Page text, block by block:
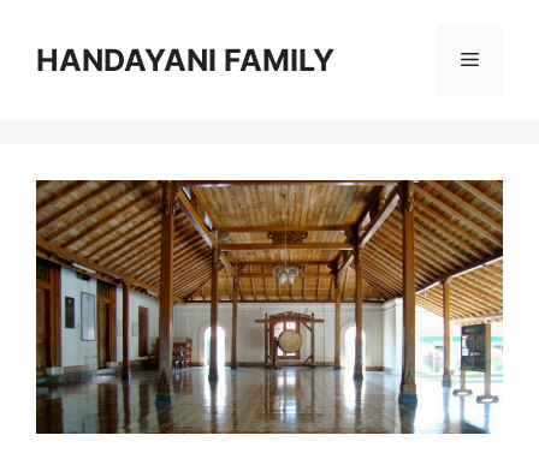
HANDAYANI FAMILY Menu